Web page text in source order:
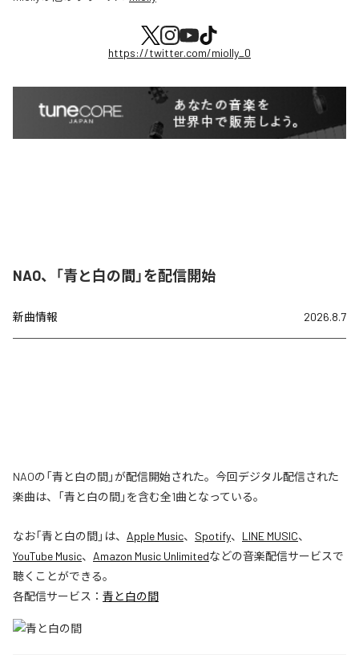
https://twitter.com/miolly_0
NAO、「青と白の間」を配信開始
新曲情報 2026.8.7
NAOの「青と白の間」が配信開始された。今回デジタル配信された
楽曲は、「青と白の間」を含む全1曲となっている。
なお「青と白の間」は、 Apple Music、 Spotify、 LINE MUSIC、
YouTube Music、 Amazon Music Unlimitedなどの音楽配信サービスで
聴くことができる。
各配信サービス： 青と白の間